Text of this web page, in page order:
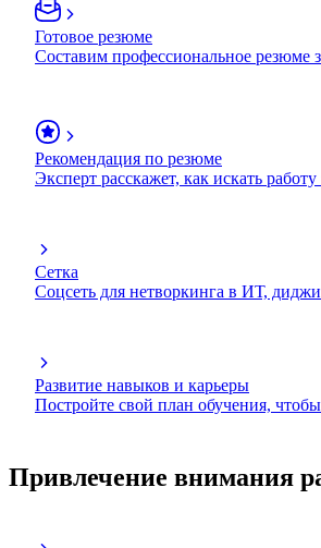
Готовое резюме
Составим профессиональное резюме
Рекомендация по резюме
Эксперт расскажет, как искать
Сетка
Соцсеть для нетворкинга в ИТ,
Развитие навыков и карьеры
Постройте свой план обучения,
Привлечение внимания